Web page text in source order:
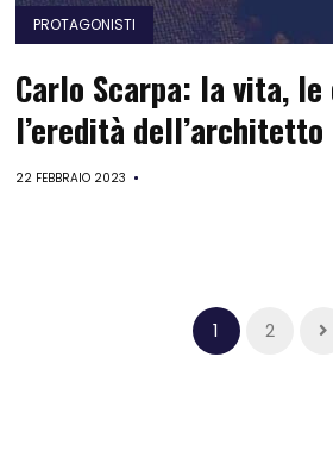
PROTAGONISTI
Carlo Scarpa: la vita, le
l’eredità
22 FEBBRAIO 2023
1 2